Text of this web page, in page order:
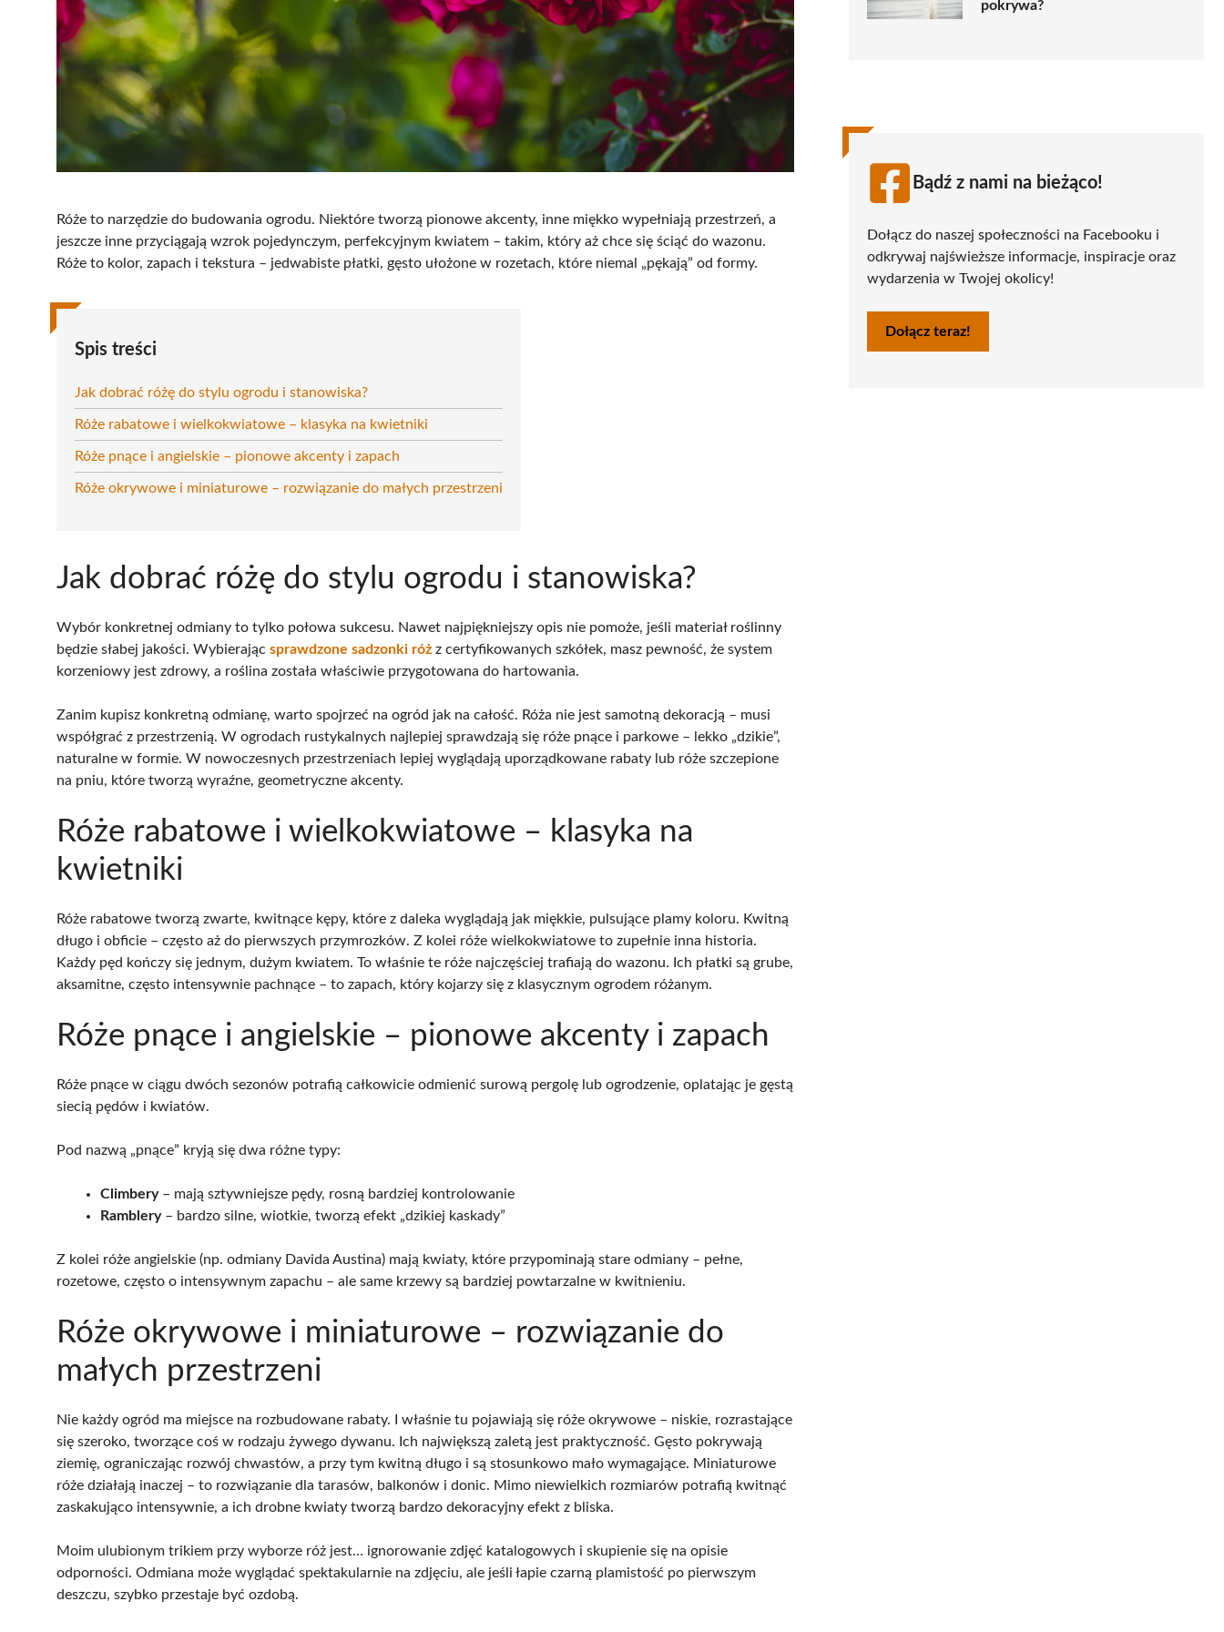
Róże to narzędzie do budowania ogrodu. Niektóre tworzą pionowe akcenty, inne miękko wypełniają przestrzeń, a
jeszcze inne przyciągają wzrok pojedynczym, perfekcyjnym kwiatem – takim, który aż chce się ściąć do wazonu.
Róże to kolor, zapach i tekstura – jedwabiste płatki, gęsto ułożone w rozetach, które niemal „pękają” od formy.
Spis treści
Jak dobrać różę do stylu ogrodu i stanowiska?
Róże rabatowe i wielkokwiatowe – klasyka na kwietniki
Róże pnące i angielskie – pionowe akcenty i zapach
Róże okrywowe i miniaturowe – rozwiązanie do małych przestrzeni
Jak dobrać różę do stylu ogrodu i stanowiska?
Wybór konkretnej odmiany to tylko połowa sukcesu. Nawet najpiękniejszy opis nie pomoże, jeśli materiał roślinny
będzie słabej jakości. Wybierając sprawdzone sadzonki róż z certyfikowanych szkółek, masz pewność, że system
korzeniowy jest zdrowy, a roślina została właściwie przygotowana do hartowania.
Zanim kupisz konkretną odmianę, warto spojrzeć na ogród jak na całość. Róża nie jest samotną dekoracją – musi
współgrać z przestrzenią. W ogrodach rustykalnych najlepiej sprawdzają się róże pnące i parkowe – lekko „dzikie”,
naturalne w formie. W nowoczesnych przestrzeniach lepiej wyglądają uporządkowane rabaty lub róże szczepione
na pniu, które tworzą wyraźne, geometryczne akcenty.
Róże rabatowe i wielkokwiatowe – klasyka na
kwietniki
Róże rabatowe tworzą zwarte, kwitnące kępy, które z daleka wyglądają jak miękkie, pulsujące plamy koloru. Kwitną
długo i obficie – często aż do pierwszych przymrozków. Z kolei róże wielkokwiatowe to zupełnie inna historia.
Każdy pęd kończy się jednym, dużym kwiatem. To właśnie te róże najczęściej trafiają do wazonu. Ich płatki są grube,
aksamitne, często intensywnie pachnące – to zapach, który kojarzy się z klasycznym ogrodem różanym.
Róże pnące i angielskie – pionowe akcenty i zapach
Róże pnące w ciągu dwóch sezonów potrafią całkowicie odmienić surową pergolę lub ogrodzenie, oplatając je gęstą
siecią pędów i kwiatów.
Pod nazwą „pnące” kryją się dwa różne typy:
Climbery– mają sztywniejsze pędy, rosną bardziej kontrolowanie
Ramblery– bardzo silne, wiotkie, tworzą efekt „dzikiej kaskady”
Z kolei róże angielskie (np. odmiany Davida Austina) mają kwiaty, które przypominają stare odmiany – pełne,
rozetowe, często o intensywnym zapachu – ale same krzewy są bardziej powtarzalne w kwitnieniu.
Róże okrywowe i miniaturowe – rozwiązanie do
małych przestrzeni
Nie każdy ogród ma miejsce na rozbudowane rabaty. I właśnie tu pojawiają się róże okrywowe – niskie, rozrastające
się szeroko, tworzące coś w rodzaju żywego dywanu. Ich największą zaletą jest praktyczność. Gęsto pokrywają
ziemię, ograniczając rozwój chwastów, a przy tym kwitną długo i są stosunkowo mało wymagające. Miniaturowe
róże działają inaczej – to rozwiązanie dla tarasów, balkonów i donic. Mimo niewielkich rozmiarów potrafią kwitnąć
zaskakująco intensywnie, a ich drobne kwiaty tworzą bardzo dekoracyjny efekt z bliska.
Moim ulubionym trikiem przy wyborze róż jest… ignorowanie zdjęć katalogowych i skupienie się na opisie
odporności. Odmiana może wyglądać spektakularnie na zdjęciu, ale jeśli łapie czarną plamistość po pierwszym
deszczu, szybko przestaje być ozdobą.
pokrywa?
Bądź z nami na bieżąco!
Dołącz do naszej społeczności na Facebooku i
odkrywaj najświeższe informacje, inspiracje oraz
wydarzenia w Twojej okolicy!
Dołącz teraz!